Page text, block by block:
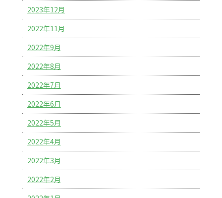
2023年12月
2022年11月
2022年9月
2022年8月
2022年7月
2022年6月
2022年5月
2022年4月
2022年3月
2022年2月